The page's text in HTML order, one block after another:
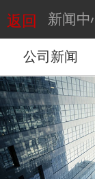
新闻中
返回
公司新闻